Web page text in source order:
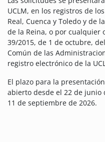
UCLM, en los registros de
Real, Cuenca y Toledo y de
de la Reina, o por cualquier
39/2015, de 1 de octubre,
Común de las
registro electrónico de la
El plazo para la
abierto desde el 22 de junio
11 de septiembre de 2026.